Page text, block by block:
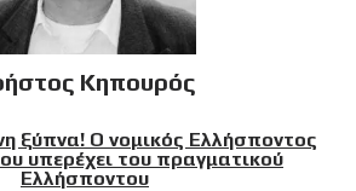
Κηπουρός
ξύπνα! Ο νομικός Ελλήσποντος
υπερέχει του πραγματικού
Ελλήσποντου